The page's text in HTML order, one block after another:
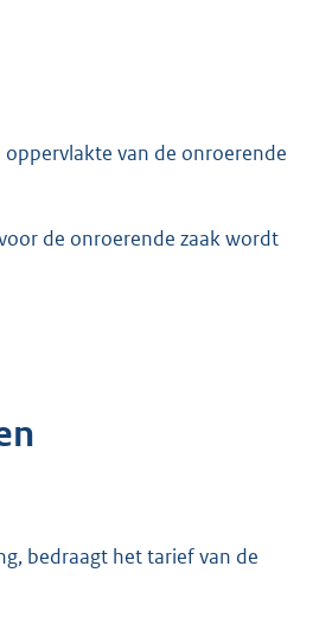
van de onroerende
de onroerende zaak wordt
bedraagt het tarief van de